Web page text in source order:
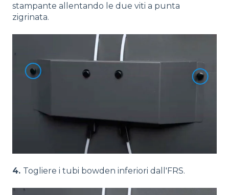
stampante allentando le due viti a punta
zigrinata.
4. Togliere i tubi bowden inferiori dall'FRS.